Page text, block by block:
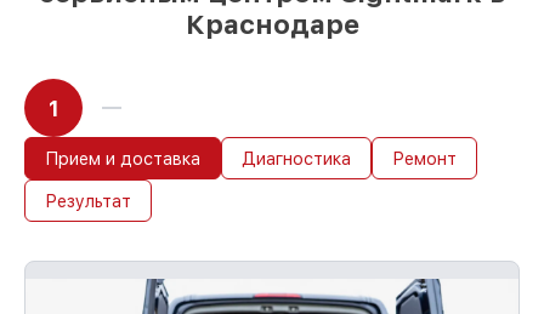
Краснодаре
1
Прием и доставка Диагностика Ремонт
Результат